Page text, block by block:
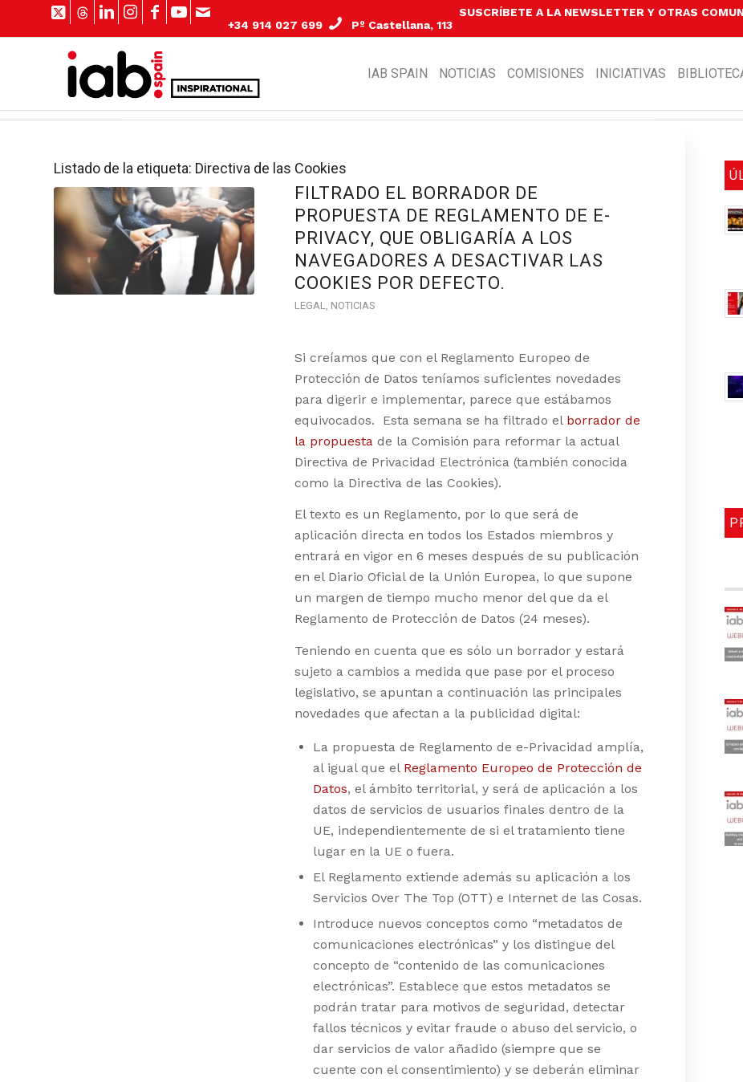
SUSCRÍBETE A LA NEWSLETTER Y OTRAS
+34 914 027 699
Pº Castellana, 113
IAB SPAIN NOTICIAS COMISIONES INICIATIVAS
Listado de la etiqueta: Directiva de las Cookies
FILTRADO EL BORRADOR DE
PROPUESTA DE REGLAMENTO DE E-
PRIVACY, QUE OBLIGARÍA A LOS
NAVEGADORES A DESACTIVAR LAS
COOKIES POR DEFECTO.
LEGAL, NOTICIAS
Si creíamos que con el Reglamento Europeo de
Protección de Datos teníamos suficientes novedades
para digerir e implementar, parece que estábamos
equivocados. Esta semana se ha filtrado el borrador de
la propuesta de la Comisión para reformar la actual
Directiva de Privacidad Electrónica (también conocida
como la Directiva de las Cookies).
El texto es un Reglamento, por lo que será de
aplicación directa en todos los Estados miembros y
entrará en vigor en 6 meses después de su publicación
en el Diario Oficial de la Unión Europea, lo que supone
un margen de tiempo mucho menor del que da el
Reglamento de Protección de Datos (24 meses).
Teniendo en cuenta que es sólo un borrador y estará
sujeto a cambios a medida que pase por el proceso
legislativo, se apuntan a continuación las principales
novedades que afectan a la publicidad digital:
La propuesta de Reglamento de e-Privacidad amplía,
al igual que el Reglamento Europeo de Protección de
Datos, el ámbito territorial, y será de aplicación a los
datos de servicios de usuarios finales dentro de la
UE, independientemente de si el tratamiento tiene
lugar en la UE o fuera.
El Reglamento extiende además su aplicación a los
Servicios Over The Top (OTT) e Internet de las Cosas.
Introduce nuevos conceptos como “metadatos de
comunicaciones electrónicas” y los distingue del
concepto de “contenido de las comunicaciones
electrónicas”. Establece que estos metadatos se
podrán tratar para motivos de seguridad, detectar
fallos técnicos y evitar fraude o abuso del servicio, o
dar servicios de valor añadido (siempre que se
cuente con el consentimiento) y se deberán eliminar